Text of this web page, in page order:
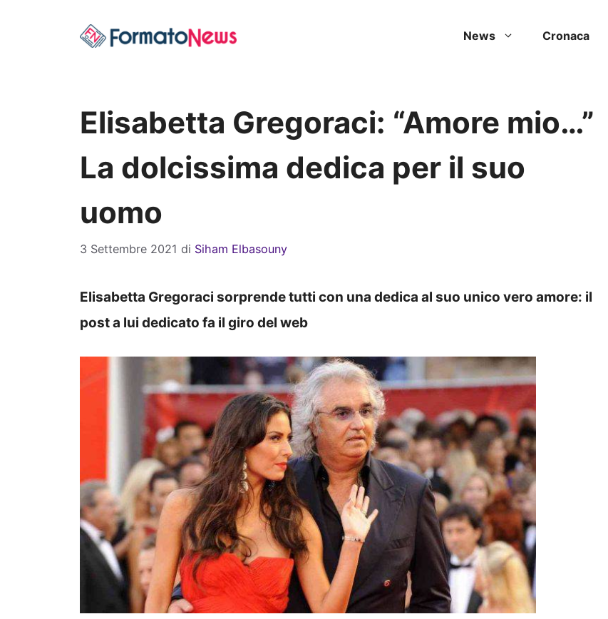
News Cronaca
Elisabetta Gregoraci: “Amore mio…”
La dolcissima dedica per il suo
uomo
3 Settembre 2021 di Siham Elbasouny
Elisabetta Gregoraci sorprende tutti con una dedica al suo unico vero amore: il
post a lui dedicato fa il giro del web